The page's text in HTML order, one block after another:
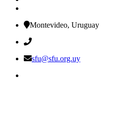
Montevideo, Uruguay
sfu@sfu.org.uy